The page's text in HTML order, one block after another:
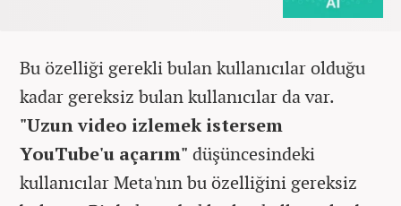
Bu özelliği gerekli bulan kullanıcılar olduğu
kadar gereksiz bulan kullanıcılar da var.
"Uzun video izlemek istersem
YouTube'u açarım" düşüncesindeki
kullanıcılar Meta'nın bu özelliğini gereksiz